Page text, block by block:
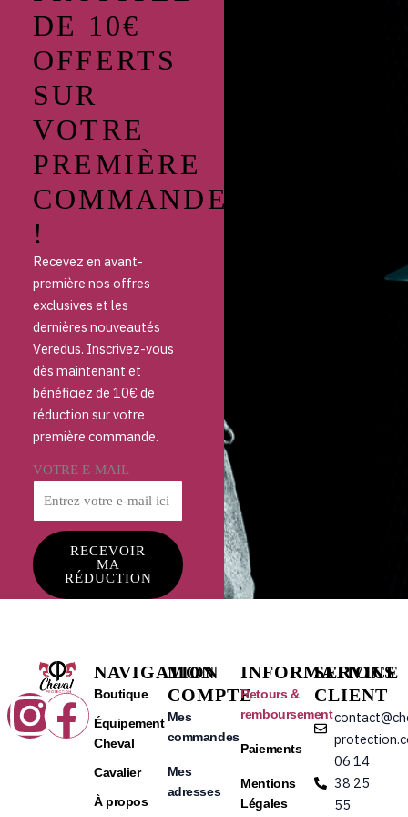
DE 10€
OFFERTS
SUR
VOTRE
PREMIÈRE
COMMANDE
!
Recevez en avant-
première nos offres
exclusives et les
dernières nouveautés
Veredus. Inscrivez-vous
dès maintenant et
bénéficiez de 10€ de
réduction sur votre
première commande.
VOTRE E-MAIL
RECEVOIR
MA
RÉDUCTION
Instagram
Facebook
NAVIGATION
Boutique
Équipement
Cheval
Cavalier
À propos
MON
COMPTE
Mes
commandes
Mes
adresses
INFORMATIONS
Retours &
remboursement
Paiements
Mentions
Légales
SERVICE
CLIENT
06 14
38 25
55